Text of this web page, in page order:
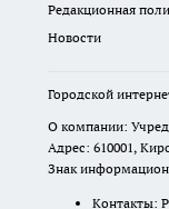
Редакционная
Новости
Городской
О компании:
Адрес: 610001,
Знак
Контакты: